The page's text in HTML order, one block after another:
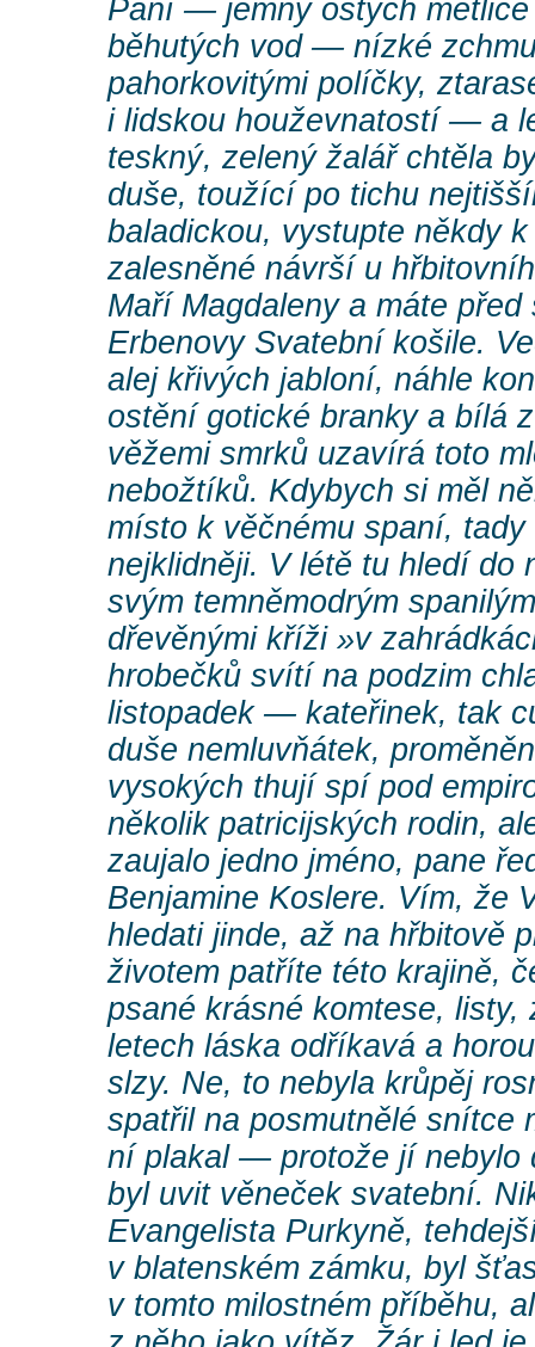
Paní — jemný ostych
běhutých vod — nízké
pahorkovitými políčky,
i lidskou houževnatostí — a
teskný, zelený žalář chtěla
duše, toužící po tichu
baladickou, vystupte někdy
zalesněné návrší u
Maří Magdaleny a máte před
Erbenovy Svatební košile.
alej křivých jabloní, náhle
ostění gotické branky a bílá
věžemi smrků uzavírá toto
nebožtíků. Kdybych si měl
místo k věčnému spaní,
nejklidněji. V létě tu hledí do
svým temněmodrým
dřevěnými kříži »v
hrobečků svítí na podzim
listopadek — kateřinek, tak
duše nemluvňátek,
vysokých thují spí pod
několik patricijských rodin,
zaujalo jedno jméno, pane
Benjamine Koslere. Vím, že
hledati jinde, až na hřbitově
životem patříte této krajině,
psané krásné komtese, listy,
letech láska odříkavá a
slzy. Ne, to nebyla krůpěj
spatřil na posmutnělé snítce
ní plakal — protože jí nebylo
byl uvit věneček svatební.
Evangelista Purkyně,
v blatenském zámku, byl
v tomto milostném příběhu,